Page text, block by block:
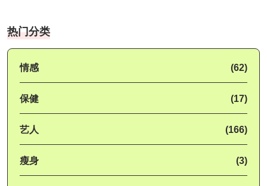
热门分类
情感 (62)
保健 (17)
艺人 (166)
瘦身 (3)